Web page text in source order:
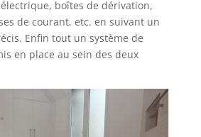
boîtes de dérivation,
de courant, etc. en suivant un
Enfin tout un système de
en place au sein des deux